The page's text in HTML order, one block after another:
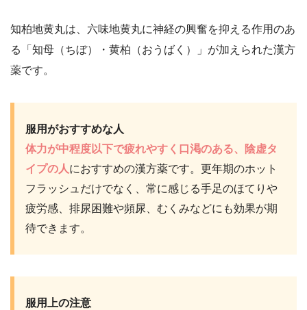
知柏地黄丸は、六味地黄丸に神経の興奮を抑える作用のあ
る「知母（ちぼ）・黄柏（おうばく）」が加えられた漢方
薬です。
服用がおすすめな人
体力が中程度以下で疲れやすく口渇のある、陰虚タ
イプの人におすすめの漢方薬です。更年期のホット
フラッシュだけでなく、常に感じる手足のほてりや
疲労感、排尿困難や頻尿、むくみなどにも効果が期
待できます。
服用上の注意